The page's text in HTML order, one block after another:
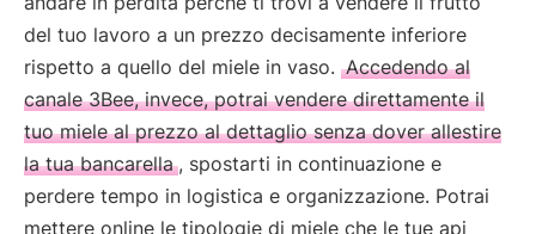
del tuo lavoro a un prezzo decisamente inferiore
rispetto a quello del miele in vaso. Accedendo al
canale 3Bee, invece, potrai vendere direttamente il
tuo miele al prezzo al dettaglio senza dover allestire
la tua bancarella , spostarti in continuazione e
perdere tempo in logistica e organizzazione. Potrai
mettere online le tipologie di miele che le tue api